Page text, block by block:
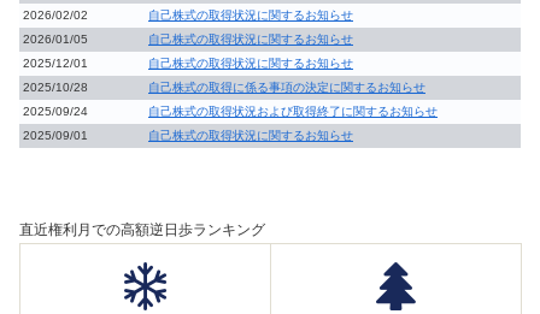
2026/02/02
自己株式の取得状況に関するお知らせ
2026/01/05
自己株式の取得状況に関するお知らせ
2025/12/01
自己株式の取得状況に関するお知らせ
2025/10/28
自己株式の取得に係る事項の決定に関するお知らせ
2025/09/24
自己株式の取得状況および取得終了に関するお知らせ
2025/09/01
自己株式の取得状況に関するお知らせ
直近権利月での高額逆日歩ランキング